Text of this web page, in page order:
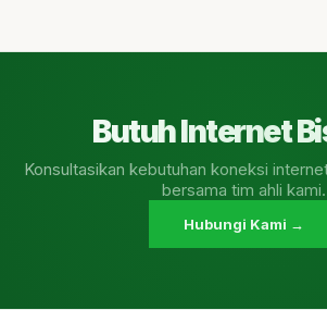
Butuh Internet
Konsultasikan kebutuhan koneksi
bersama tim ahli kami.
Hubungi Kami →